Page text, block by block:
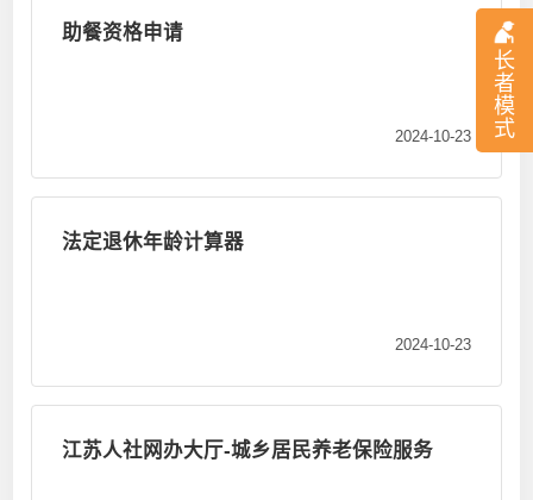
长
者
模
式
助餐资格申请
2024-10-23
法定退休年龄计算器
2024-10-23
江苏人社网办大厅-城乡居民养老保险服务